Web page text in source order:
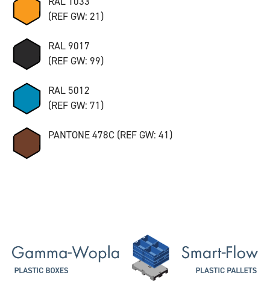
(REF GW: 21)
RAL 9017
(REF GW: 99)
RAL 5012
(REF GW: 71)
PANTONE 478C (REF GW: 41)